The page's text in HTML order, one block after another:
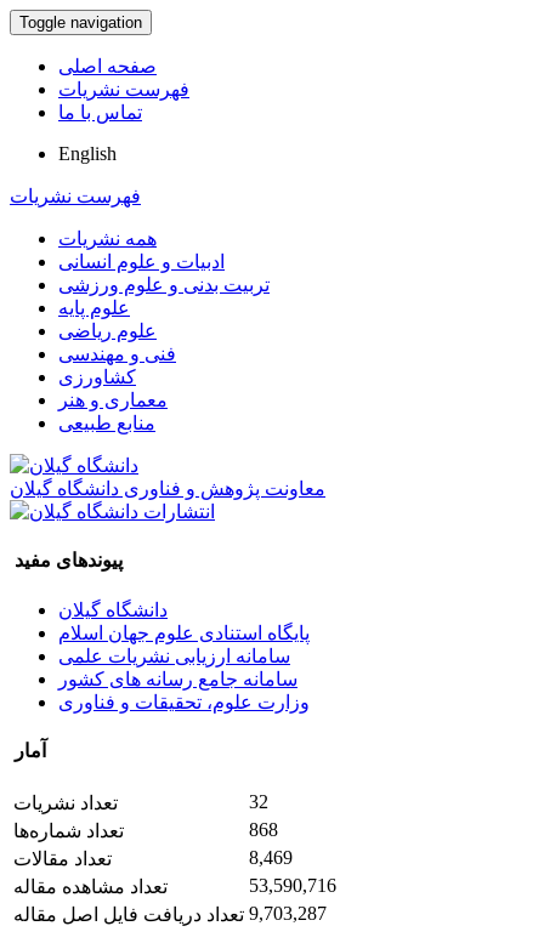
Toggle navigation
صفحه اصلی
فهرست نشریات
تماس با ما
English
فهرست نشریات
همه نشریات
ادبیات و علوم انسانی
تربیت بدنی و علوم ورزشی
علوم پایه
علوم ریاضی
فنی و مهندسی
کشاورزی
معماری و هنر
منابع طبیعی
معاونت پژوهش و فناوری دانشگاه گیلان
پیوندهای مفید
دانشگاه گیلان
پایگاه استنادی علوم جهان اسلام
سامانه ارزیابی نشریات علمی
سامانه جامع رسانه های کشور
وزارت علوم، تحقیقات و فناوری
آمار
تعداد نشریات
32
تعداد شماره‌ها
868
تعداد مقالات
8,469
تعداد مشاهده مقاله
53,590,716
تعداد دریافت فایل اصل مقاله 9,703,287